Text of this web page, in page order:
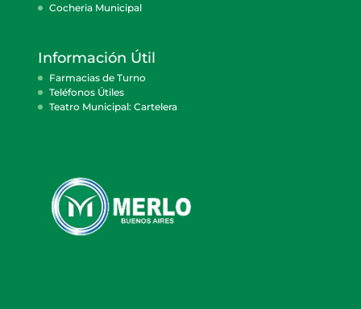
Cocheria Municipal
Información Útil
Farmacias de Turno
Teléfonos Útiles
Teatro Municipal: Cartelera